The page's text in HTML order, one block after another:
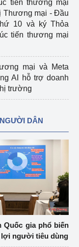
tiến thương mại
Thương mại - Đầu
10 và ký Thỏa
tiến thương mại
mại và Meta
AI hỗ trợ doanh
trường
DÂN
Quốc gia phổ biến
lợi người tiêu dùng